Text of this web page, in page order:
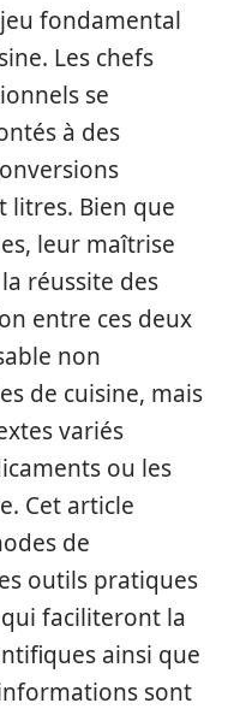
fondamental
Les chefs
se
à des
litres. Bien que
leur maîtrise
réussite des
entre ces deux
non
de cuisine, mais
variés
ou les
Cet article
de
outils pratiques
faciliteront la
ainsi que
sont